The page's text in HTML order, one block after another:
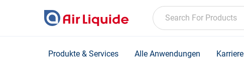
Search For Products
Produkte & Services Alle Anwendungen Karriere